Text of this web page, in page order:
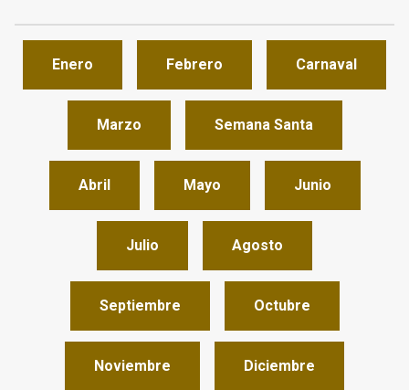
Enero Febrero Carnaval
Marzo Semana Santa
Abril Mayo Junio
Julio Agosto
Septiembre Octubre
Noviembre Diciembre